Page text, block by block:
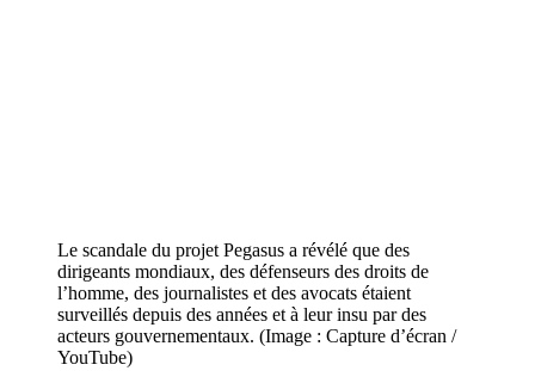
Le scandale du projet Pegasus a révélé que des
dirigeants mondiaux, des défenseurs des droits de
l’homme, des journalistes et des avocats étaient
surveillés depuis des années et à leur insu par des
acteurs gouvernementaux. (Image : Capture d’écran /
YouTube)